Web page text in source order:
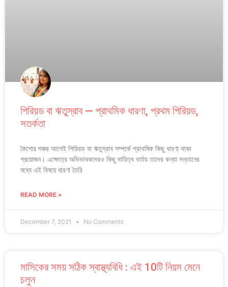
পিরিয়ড বা ঋতুস্রাব — প্রাথমিক ধারণা, প্রথম পিরিয়ড,
সতর্কতা
কৈশোর শুরুর আগেই পিরিয়ড বা ঋতুস্রাব সম্পর্কে প্রাথমিক কিছু ধারণা থাকা
প্রয়োজন। এক্ষেত্রে অভিভাবকদেরও কিছু দায়িত্ব বর্তায় তাদের কন্যা সন্তানের
মধ্যে এই বিষয়ে ধারণা তৈরি
READ MORE »
December 7, 2021 No Comments
মাসিকের সময় সঠিক স্বাস্থ্যবিধি : এই 10টি নিয়ম মেনে
চলুন